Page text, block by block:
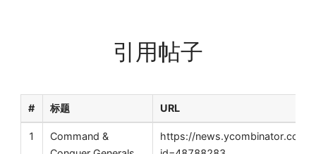
引用帖子
# 标题 URL
1
Command &
https://news.ycombinator.com/